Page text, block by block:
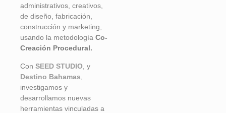
administrativos, creativos,
de diseño, fabricación,
construcción y marketing,
usando la metodología Co-
Creación Procedural.
Con SEED STUDIO , y
Destino Bahamas
investigamos y
desarrollamos nuevas
herramientas vinculadas a